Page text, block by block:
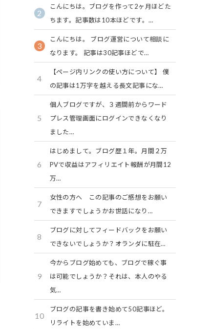
2
こんにちは。ブログを作って2ヶ月ほどた
ちます。記事数は10本ほどです。…
3
こんにちは。 ブログ運営について相談に
なります。 記事は30記事ほどで…
4
【ページ内リンクの使い方について】 僕
の記事は1万字を越える長文記事にな…
5
個人ブログですが、３週間前からワード
プレス管理画面にログインできなくなり
ました…
6
はじめまして。ブログ歴１年。月間２万
PVで収益はアフィリエイト報酬が月間12
万…
7
女性の方へ この記事のご感想をお願い
できますでしょうかお世話になり…
8
ブログに対してフィードバックをお願い
できないでしょうか？オランダに駐在…
9
今からブログ始めても、ブログで稼ぐ事
は可能でしょうか？それは、本人のやる
気…
10
ブログの記事を書き始めて50記事ほど。
リライトを始めていま…